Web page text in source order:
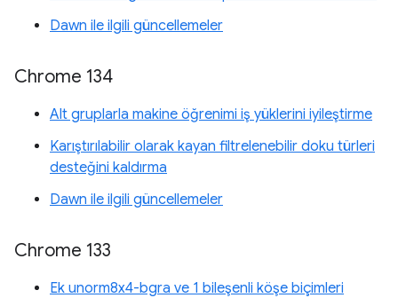
Dawn ile ilgili güncellemeler
Chrome 134
Alt gruplarla makine öğrenimi iş yüklerini iyileştirme
Karıştırılabilir olarak kayan filtrelenebilir doku türleri
desteğini kaldırma
Dawn ile ilgili güncellemeler
Chrome 133
Ek unorm8x4-bgra ve 1 bileşenli köşe biçimleri